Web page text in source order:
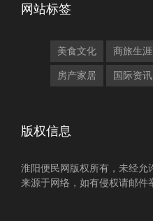
网站标签
美食文化 商旅生涯
房产家居 国际资讯
版权信息
淮阳便民网版权所有，未经允
来源于网络，如有侵权请邮件